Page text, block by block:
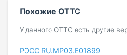
Похожие ОТТС
У данного ОТТС есть другие
РОСС RU.МР03.E01899